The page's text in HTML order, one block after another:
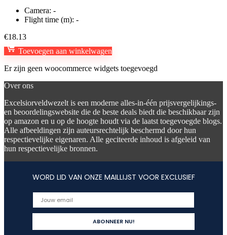
Camera: -
Flight time (m): -
€18.13
Toevoegen aan winkelwagen
Er zijn geen woocommerce widgets toegevoegd
Over ons
Excelsiorveldwezelt is een moderne alles-in-één prijsvergelijkings-
en beoordelingswebsite die de beste deals biedt die beschikbaar zijn
op amazon en u op de hoogte houdt via de laatst toegevoegde blogs.
Alle afbeeldingen zijn auteursrechtelijk beschermd door hun
respectievelijke eigenaren. Alle geciteerde inhoud is afgeleid van
hun respectievelijke bronnen.
WORD LID VAN ONZE MAILLIJST VOOR EXCLUSIEF